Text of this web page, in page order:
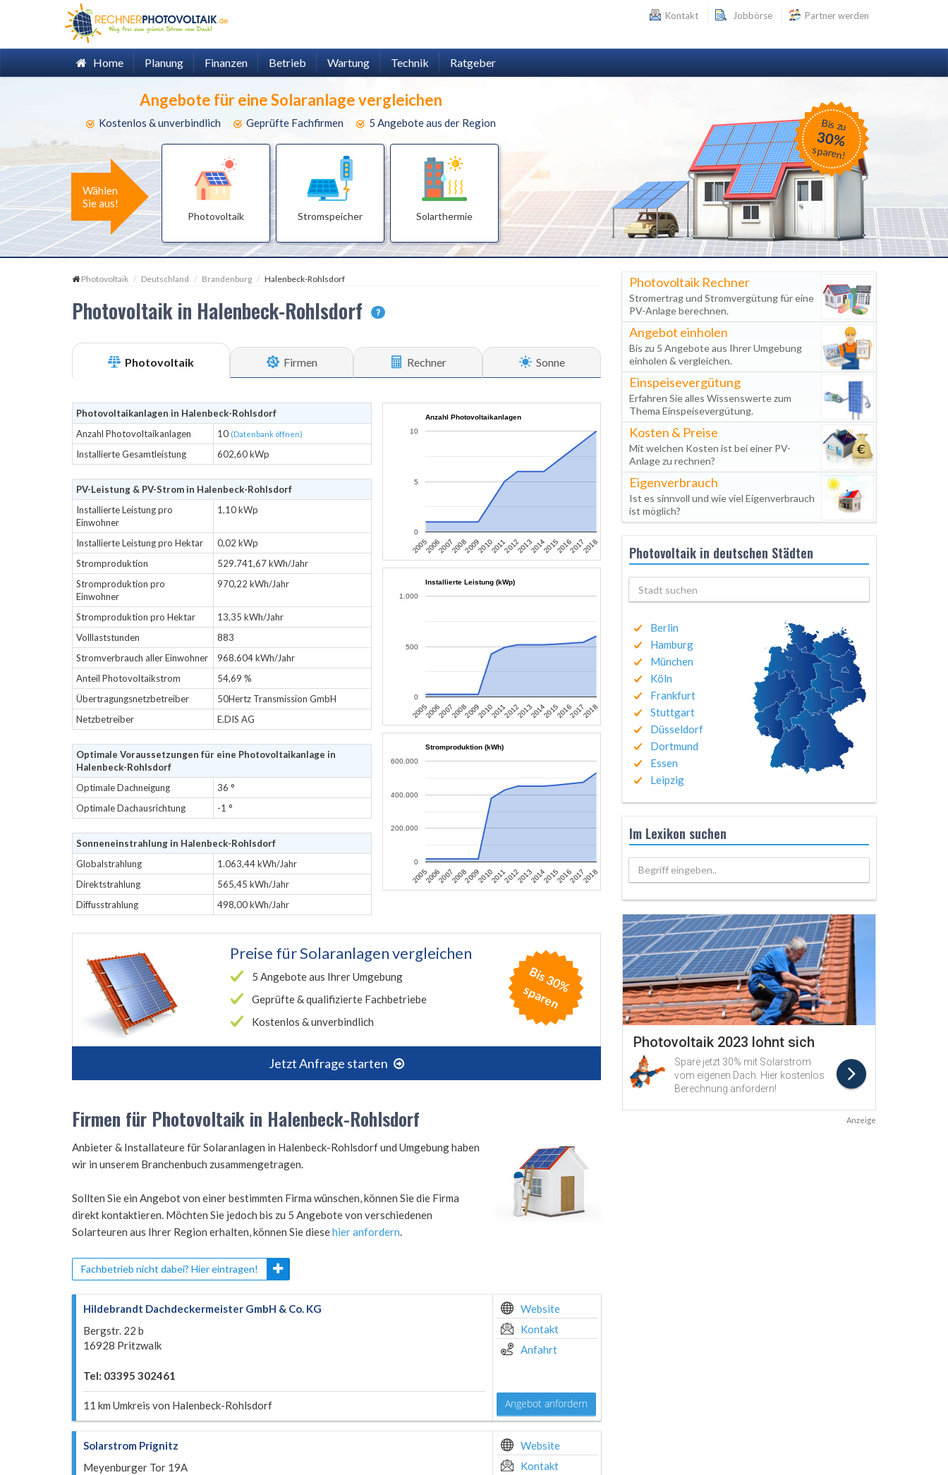
Kontakt Jobbörse Partner werden
Home Planung Finanzen Betrieb Wartung Technik Ratgeber
Angebote für eine Solaranlage vergleichen
Kostenlos & unverbindlich Geprüfte Fachfirmen 5 Angebote aus der Region
Wählen
Sie aus!
Photovoltaik Stromspeicher Solarthermie
Bis zu
30%
sparen!
Photovoltaik Deutschland Brandenburg Halenbeck-Rohlsdorf
Photovoltaik in Halenbeck-Rohlsdorf ?
Photovoltaik Firmen Rechner Sonne
Photovoltaikanlagen in Halenbeck-Rohlsdorf
Anzahl Photovoltaikanlagen
10 (Datenbank öffnen)
Installierte Gesamtleistung 602,60 kWp
PV-Leistung & PV-Strom in Halenbeck-Rohlsdorf
Installierte Leistung pro
Einwohner
1,10 kWp
Installierte Leistung pro Hektar
0,02 kWp
Stromproduktion
529.741,67 kWh/Jahr
Stromproduktion pro
Einwohner
970,22 kWh/Jahr
Stromproduktion pro Hektar
13,35 kWh/Jahr
Volllaststunden
883
Stromverbrauch aller Einwohner
968.604 kWh/Jahr
Anteil Photovoltaikstrom
54,69 %
Übertragungsnetzbetreiber
50Hertz Transmission GmbH
Netzbetreiber
E.DIS AG
Optimale Voraussetzungen für eine Photovoltaikanlage in
Halenbeck-Rohlsdorf
Optimale Dachneigung
36 °
Optimale Dachausrichtung
-1 °
Sonneneinstrahlung in Halenbeck-Rohlsdorf
Globalstrahlung
1.063,44 kWh/Jahr
Direktstrahlung
565,45 kWh/Jahr
Diffusstrahlung
498,00 kWh/Jahr
Anzahl Photovoltaikanlagen
20052006200720082009201020112012201320142015201620172018
0
5
10
Installierte Leistung (kWp)
20052006200720082009201020112012201320142015201620172018
0
500
1.000
Stromproduktion (kWh)
20052006200720082009201020112012201320142015201620172018
0
200.000
400.000
600.000
Preise fürSolaranlagen vergleichen
5 Angebote aus Ihrer Umgebung
Geprüfte & qualifizierte Fachbetriebe
Kostenlos & unverbindlich
Jetzt Anfrage starten
B
is
3
0
%
s
p
a
r
e
n
Firmen für Photovoltaik in Halenbeck-Rohlsdorf
Anbieter & Installateure für Solaranlagen in Halenbeck-Rohlsdorf und Umgebung haben
wir in unserem Branchenbuch zusammengetragen.
Sollten Sie ein Angebot von einer bestimmten Firma wünschen, können Sie die Firma
direkt kontaktieren. Möchten Sie jedoch bis zu 5 Angebote von verschiedenen
Solarteuren aus Ihrer Region erhalten, können Sie diesehier anfordern.
Fachbetrieb nicht dabei? Hier eintragen!
Hildebrandt Dachdeckermeister GmbH & Co. KG
Bergstr. 22 b
16928 Pritzwalk
Tel: 03395 302461
11 km Umkreis von Halenbeck-Rohlsdorf
Website
Kontakt
Anfahrt
Angebot anfordern
Solarstrom Prignitz
Meyenburger Tor 19A
Website
Kontakt
Photovoltaik Rechner
Stromertrag und Stromvergütung für eine
PV-Anlage berechnen.
Angebot einholen
Bis zu 5 Angebote aus Ihrer Umgebung
einholen & vergleichen.
Einspeisevergütung
Erfahren Sie alles Wissenswerte zum
Thema Einspeisevergütung.
Kosten & Preise
Mit welchen Kosten ist bei einer PV-
Anlage zu rechnen?
Eigenverbrauch
Ist es sinnvoll und wie viel Eigenverbrauch
ist möglich?
Photovoltaik in deutschen Städten
Berlin
Hamburg
München
Köln
Frankfurt
Stuttgart
Düsseldorf
Dortmund
Essen
Leipzig
Im Lexikon suchen
Begriff eingeben..
Anzeige